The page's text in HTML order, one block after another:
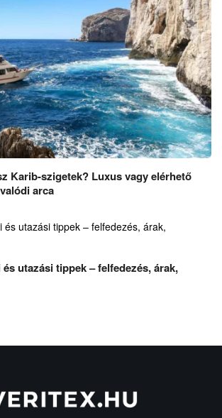
Karib-szigetek? Luxus vagy elérhető
arca
utazási tippek – felfedezés, árak,